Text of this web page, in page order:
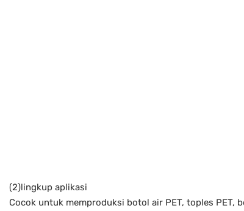
(2)lingkup aplikasi
Cocok untuk memproduksi botol air PET, toples PET,